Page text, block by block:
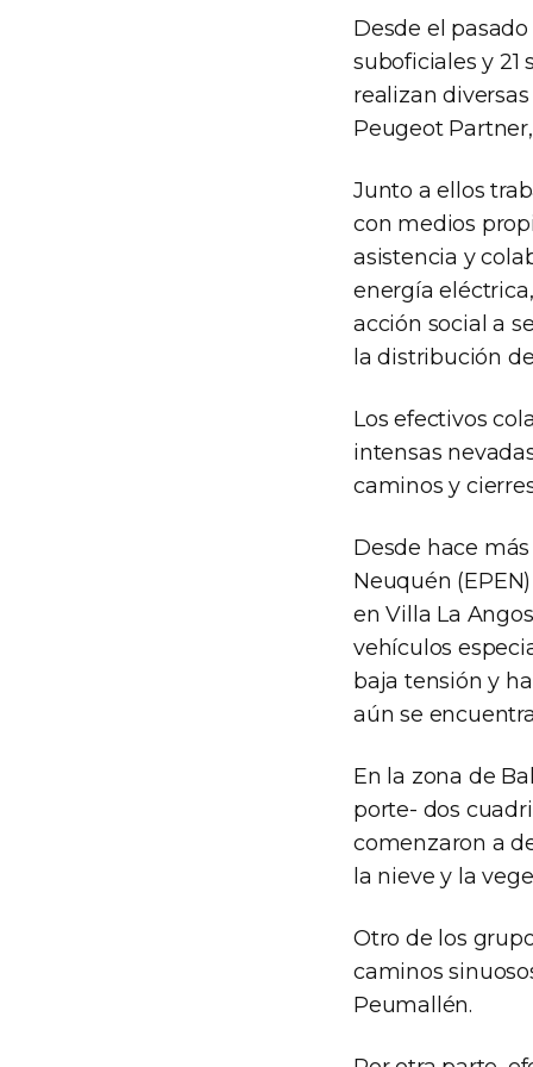
Desde el
suboficiales y
realizan
Peugeot
Junto a ellos
con medios
asistencia y
energía
acción social a
la distribución
Los efectivos
intensas
caminos y
Desde hace
Neuquén
en Villa La
vehículos
baja tensión y
aún se
En la zona de
porte- dos
comenzaron a
la nieve y la
Otro de los
caminos
Peumallén.